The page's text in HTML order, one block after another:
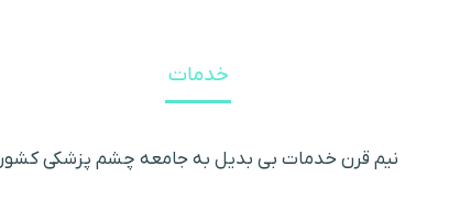
خدمات
نیم قرن خدمات بی بدیل به جامعه چشم پزشکی کشور